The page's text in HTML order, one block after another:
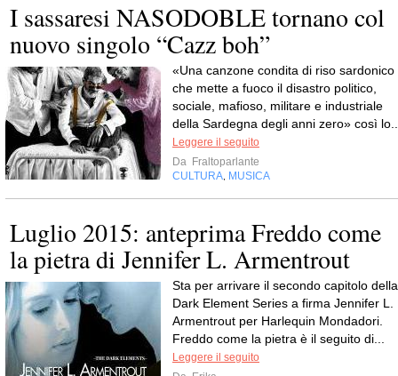
I sassaresi NASODOBLE tornano col
nuovo singolo “Cazz boh”
«Una canzone condita di riso sardonico
che mette a fuoco il disastro politico,
sociale, mafioso, militare e industriale
della Sardegna degli anni zero» così
Leggere il seguito
Da Fraltoparlante
CULTURA MUSICA
Luglio 2015: anteprima Freddo come
la pietra di Jennifer L. Armentrout
Sta per arrivare il secondo capitolo della
Dark Element Series a firma Jennifer L.
Armentrout per Harlequin Mondadori.
Freddo come la pietra è il seguito di...
Leggere il seguito